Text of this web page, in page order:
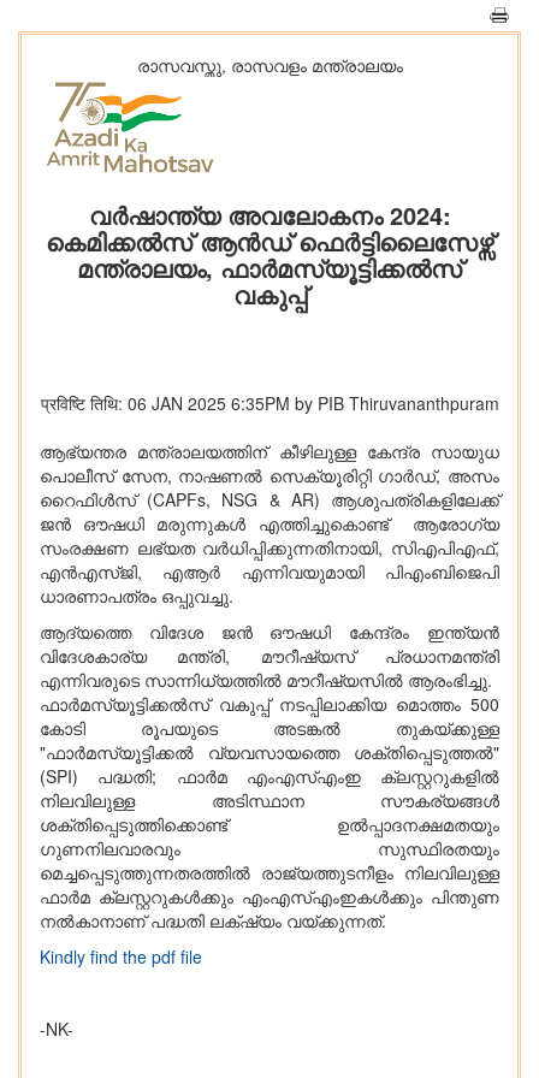
രാസവസ്തു, രാസവളം മന്ത്രാലയം
വർഷാന്ത്യ അവലോകനം 2024:
കെമിക്കൽസ് ആൻഡ് ഫെർട്ടിലൈസേഴ്സ്
മന്ത്രാലയം, ഫാർമസ്യൂട്ടിക്കൽസ്
വകുപ്പ്
प्रविष्टि तिथि: 06 JAN 2025 6:35PM by PIB Thiruvananthpuram
ആഭ്യന്തര മന്ത്രാലയത്തിന് കീഴിലുള്ള കേന്ദ്ര സായുധ
പൊലീസ് സേന, നാഷണൽ സെക്യൂരിറ്റി ഗാർഡ്, അസം
റൈഫിൾസ് (CAPFs, NSG & AR) ആശുപത്രികളിലേക്ക്
ജൻ ഔഷധി മരുന്നുകൾ എത്തിച്ചുകൊണ്ട് ആരോഗ്യ
സംരക്ഷണ ലഭ്യത വർധിപ്പിക്കുന്നതിനായി, സിഎപിഎഫ്,
എൻഎസ്ജി, എആർ എന്നിവയുമായി പിഎംബിജെപി
ധാരണാപത്രം ഒപ്പുവച്ചു.
ആദ്യത്തെ വിദേശ ജൻ ഔഷധി കേന്ദ്രം ഇന്ത്യൻ
വിദേശകാര്യ മന്ത്രി, മൗറീഷ്യസ് പ്രധാനമന്ത്രി
എന്നിവരുടെ സാന്നിധ്യത്തിൽ മൗറീഷ്യസിൽ ആരംഭിച്ചു.
ഫാർമസ്യൂട്ടിക്കൽസ് വകുപ്പ് നടപ്പിലാക്കിയ മൊത്തം 500
കോടി രൂപയുടെ അടങ്കൽ തുകയ്ക്കുള്ള
"ഫാർമസ്യൂട്ടിക്കൽ വ്യവസായത്തെ ശക്തിപ്പെടുത്തൽ"
(SPI) പദ്ധതി; ഫാർമ എംഎസ്എംഇ ക്ലസ്റ്ററുകളിൽ
നിലവിലുള്ള അടിസ്ഥാന സൗകര്യങ്ങൾ
ശക്തിപ്പെടുത്തിക്കൊണ്ട് ഉൽപ്പാദനക്ഷമതയും
ഗുണനിലവാരവും സുസ്ഥിരതയും
മെച്ചപ്പെടുത്തുന്നതരത്തിൽ രാജ്യത്തുടനീളം നിലവിലുള്ള
ഫാർമ ക്ലസ്റ്ററുകൾക്കും എംഎസ്എംഇകൾക്കും പിന്തുണ
നൽകാനാണ് പദ്ധതി ലക്‌ഷ്യം വയ്ക്കുന്നത്.
Kindly find the pdf file
-NK-